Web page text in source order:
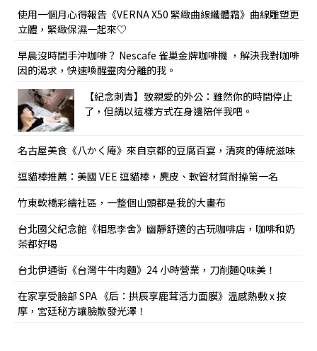
使用一個月心得報告《VERNA X50 緊緻曲線纖體霜》曲線雕塑更
立體，緊緻保濕一起來♡
早晨沒時間手沖咖啡？ Nescafe 雀巢金牌咖啡機 ，解決我對咖啡
因的渴求，快速喚醒靈肉分離的我。
【紀念刺青】致親愛的外公：雖然你的時間停止
了，但請以這樣方式在身邊陪伴我吧。
名古屋美食《八かく庵》來自京都的豆腐百宴，清爽的傳統滋味
逗貓棒推薦：美國 VEE 逗貓棒，麂皮、軟管材質耐操第一名
竹東軟橋彩繪社區，一整個山頭都是我的大畫布
台北國父紀念館《相思李舍》幽靜舒適的古玩咖啡店，咖啡和奶
茶都好喝
台北伊通街《台灣牛牛肉麵》24 小時營業，刀削麵Q味美！
在家享受臉部 SPA 《后：拱辰享鹿茸活力面膜》溫感熱敷 x 按
摩，宮廷秘方讓臉散發光澤！